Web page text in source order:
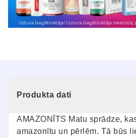
Produkta dati
AMAZONĪTS Matu sprādze,
amazonītu un pērlēm. Tā būs